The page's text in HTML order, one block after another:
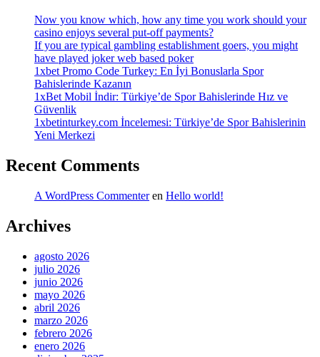
Now you know which, how any time you work should your
casino enjoys several put-off payments?
If you are typical gambling establishment goers, you might
have played joker web based poker
1xbet Promo Code Turkey: En İyi Bonuslarla Spor
Bahislerinde Kazanın
1xBet Mobil İndir: Türkiye’de Spor Bahislerinde Hız ve
Güvenlik
1xbetinturkey.com İncelemesi: Türkiye’de Spor Bahislerinin
Yeni Merkezi
Recent Comments
A WordPress Commenteren Hello world!
Archives
agosto 2026
julio 2026
junio 2026
mayo 2026
abril 2026
marzo 2026
febrero 2026
enero 2026